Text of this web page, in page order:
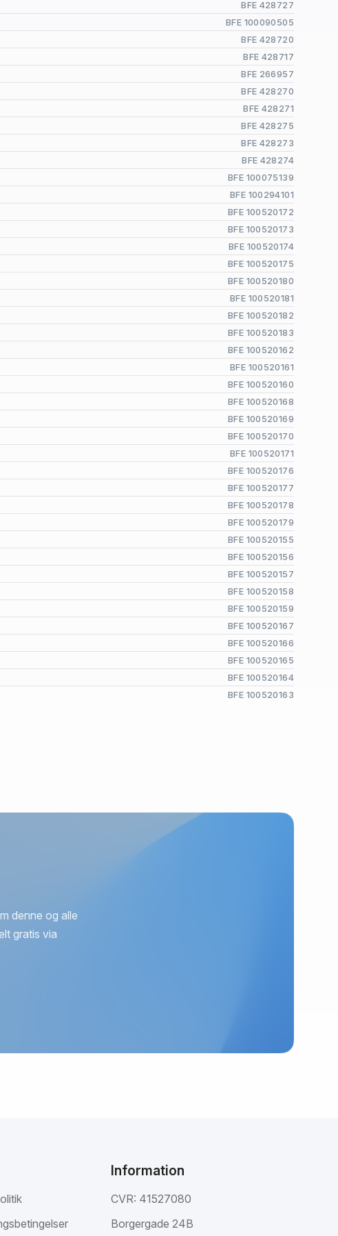
BFE 428727
BFE 100090505
BFE 428720
BFE 428717
BFE 266957
BFE 428270
BFE 428271
BFE 428275
BFE 428273
BFE 428274
BFE 100075139
BFE 100294101
BFE 100520172
BFE 100520173
BFE 100520174
BFE 100520175
BFE 100520180
BFE 100520181
BFE 100520182
BFE 100520183
BFE 100520162
BFE 100520161
BFE 100520160
BFE 100520168
BFE 100520169
BFE 100520170
BFE 100520171
BFE 100520176
BFE 100520177
BFE 100520178
BFE 100520179
BFE 100520155
BFE 100520156
BFE 100520157
BFE 100520158
BFE 100520159
BFE 100520167
BFE 100520166
BFE 100520165
BFE 100520164
BFE 100520163
denne og alle
gratis via
Information
CVR: 41527080
Borgergade 24B